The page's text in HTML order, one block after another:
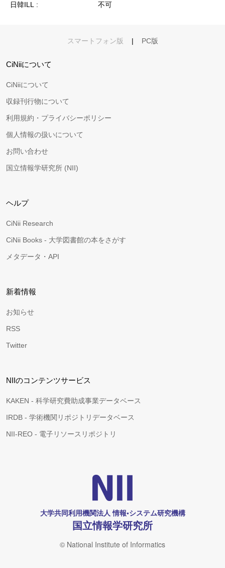
日韓ILL
不可
スマートフォン版 | PC版
CiNiiについて
CiNiiについて
収録刊行物について
利用規約・プライバシーポリシー
個人情報の扱いについて
お問い合わせ
国立情報学研究所 (NII)
ヘルプ
CiNii Research
CiNii Books - 大学図書館の本をさがす
メタデータ・API
新着情報
お知らせ
RSS
Twitter
NIIのコンテンツサービス
KAKEN - 科学研究費助成事業データベース
IRDB - 学術機関リポジトリデータベース
NII-REO - 電子リソースリポジトリ
大学共同利用機関法人 情報•システム研究機構
国立情報学研究所
© National Institute of Informatics